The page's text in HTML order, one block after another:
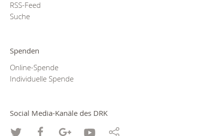
RSS-Feed
Suche
Spenden
Online-Spende
Individuelle Spende
Social Media-Kanäle des DRK